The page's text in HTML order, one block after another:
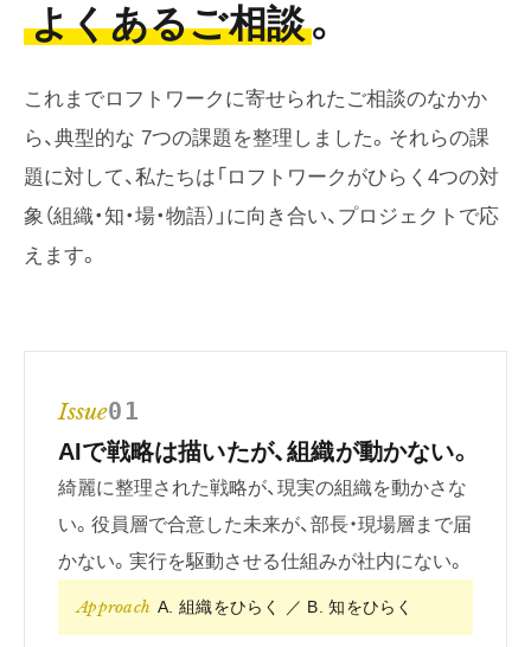
よくあるご相談。
これまでロフトワークに寄せられたご相談のなかか
ら、典型的な 7つの課題を整理しました。それらの課
題に対して、私たちは「ロフトワークがひらく4つの対
象（組織・知・場・物語）」に向き合い、プロジェクトで応
えます。
Issue01
AIで戦略は描いたが、組織が動かない。
綺麗に整理された戦略が、現実の組織を動かさな
い。役員層で合意した未来が、部長・現場層まで届
かない。実行を駆動させる仕組みが社内にない。
Approach A. 組織をひらく ／ B. 知をひらく